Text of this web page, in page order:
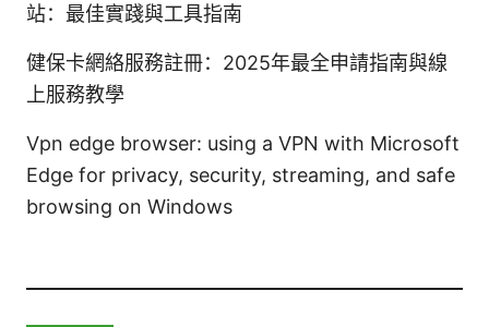
站：最佳實踐與工具指南
健保卡網絡服務註冊：2025年最全申請指南與線
上服務教學
Vpn edge browser: using a VPN with Microsoft
Edge for privacy, security, streaming, and safe
browsing on Windows